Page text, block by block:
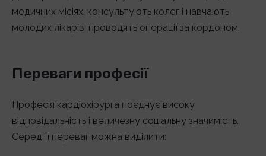
медичних місіях, консультують колег і навчають
молодих лікарів, проводять операції за кордоном.
Переваги професії
Професія кардіохірурга поєднує високу
відповідальність і величезну соціальну значимість.
Серед її переваг можна виділити: